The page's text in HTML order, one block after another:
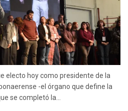
electo hoy como presidente de la
-el órgano que define la
se completó la...